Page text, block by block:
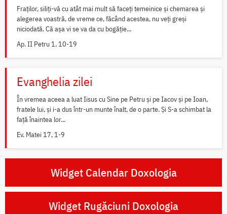
Fraților, siliți-vă cu atât mai mult să faceți temeinice și chemarea și
alegerea voastră, de vreme ce, făcând acestea, nu veți greși
niciodată. Că așa vi se va da cu bogăție...
Ap. II Petru 1, 10-19
Evanghelia zilei
În vremea aceea a luat Iisus cu Sine pe Petru și pe Iacov și pe Ioan,
fratele lui, și i-a dus într-un munte înalt, de o parte. Și S-a schimbat la
față înaintea lor...
Ev. Matei 17, 1-9
Widget Calendar Doxologia
Widget Rugăciuni Doxologia